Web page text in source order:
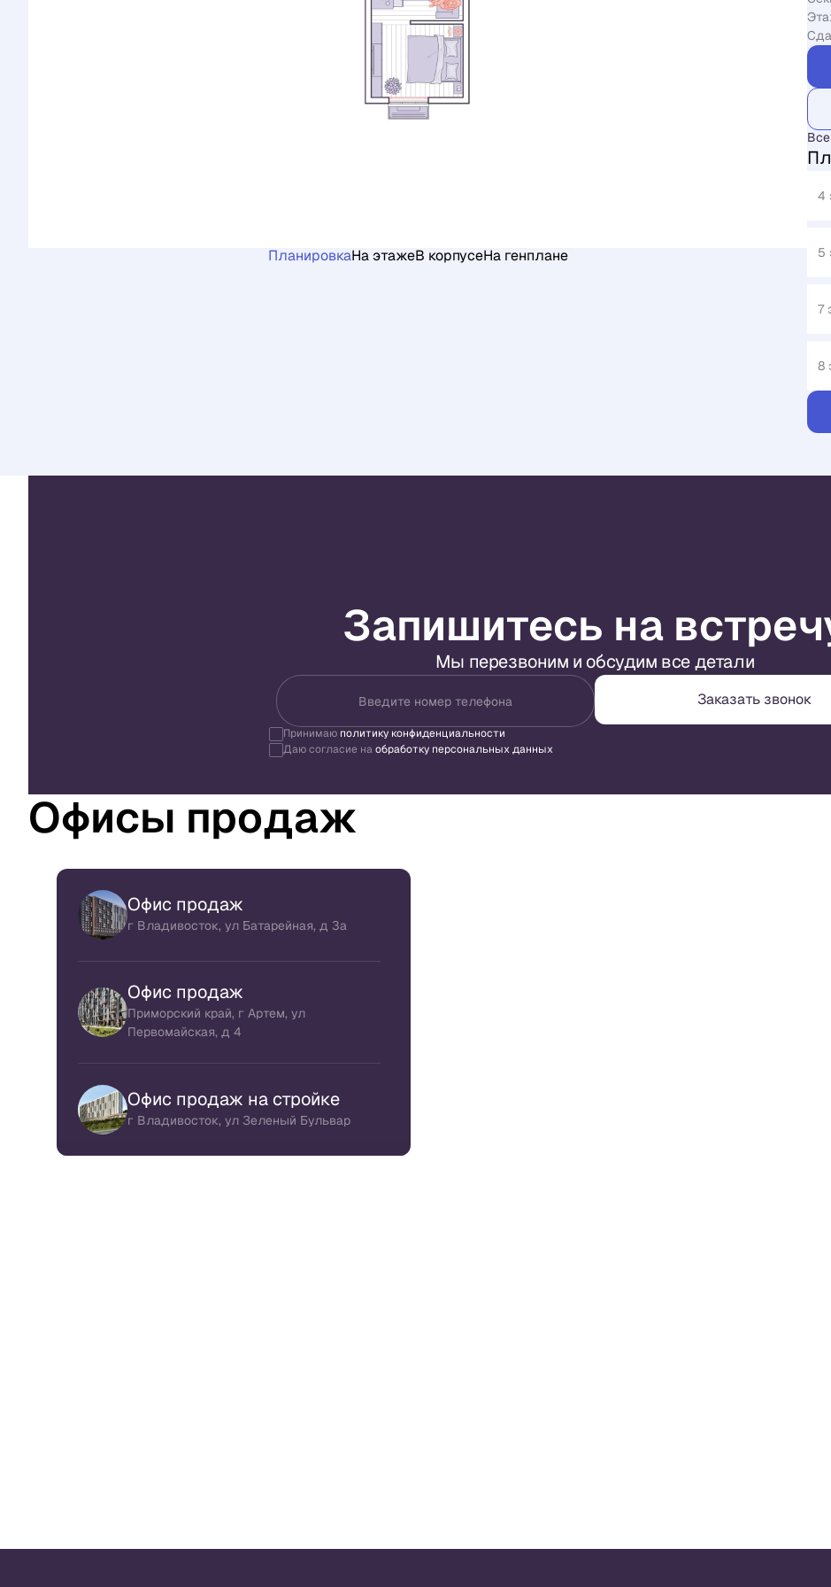
ПланировкаНа этажеВ корпусеНа генплане
4
5
7
8
Запишитесь на
Мы перезвоним и обсудим все детали
Введите номер телефона Заказать звонок
Принимаю политику конфиденциальности
Даю согласие наобработку персональных данных
Офисы продаж
Офис продаж
г Владивосток, ул Батарейная, д 3а
Офис продаж
Приморский край, г Артем, ул
Первомайская, д 4
Офис продаж на стройке
г Владивосток, ул Зеленый Бульвар